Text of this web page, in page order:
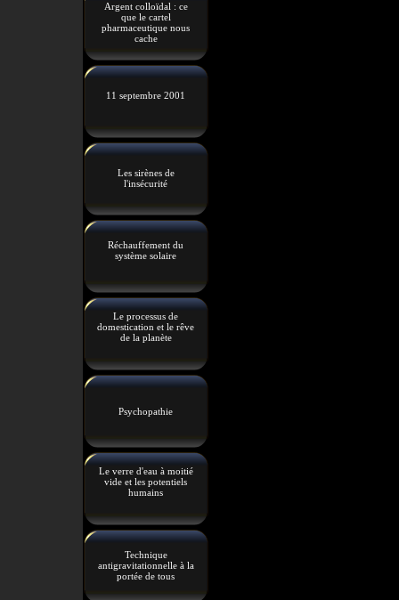
Argent colloïdal : ce
que le cartel
pharmaceutique nous
cache
11 septembre 2001
Les sirènes de
l'insécurité
Réchauffement du
système solaire
Le processus de
domestication et le rêve
de la planète
Psychopathie
Le verre d'eau à moitié
vide et les potentiels
humains
Technique
antigravitationnelle à la
portée de tous